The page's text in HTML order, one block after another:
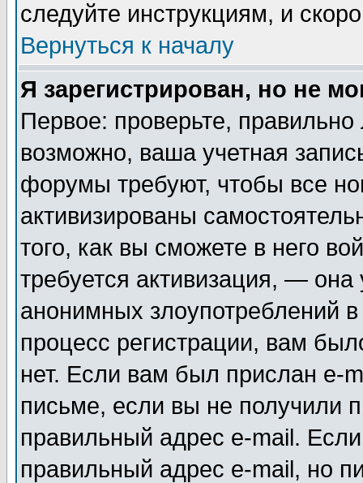
следуйте инструкциям, и
Вернуться к началу
Я зарегистрирован, но не
Первое: проверьте,
возможно, ваша учетная
форумы требуют, чтобы все
активизированы
того, как вы сможете в него
требуется активизация, —
анонимных злоупотреблений
процесс регистрации, вам
нет. Если вам был прислан e-
письме, если вы не получили
правильный адрес e-mail.
правильный адрес e-mail, но